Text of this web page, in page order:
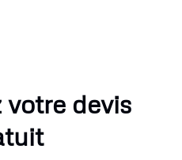
votre devis